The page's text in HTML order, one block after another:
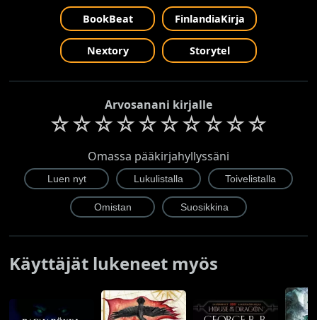
BookBeat FinlandiaKirja
Nextory Storytel
Arvosanani kirjalle
☆☆☆☆☆☆☆☆☆☆
Omassa pääkirjahyllyssäni
Käyttäjät lukeneet myös